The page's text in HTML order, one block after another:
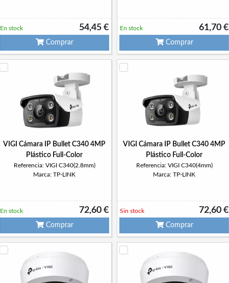
54,45 €
En stock
Comprar
61,70 €
En stock
Comprar
VIGI Cámara IP Bullet C340 4MP
Plástico Full-Color
Referencia: VIGI C340(2.8mm)
Marca: TP-LINK
72,60 €
En stock
Comprar
VIGI Cámara IP Bullet C340 4MP
Plástico Full-Color
Referencia: VIGI C340(4mm)
Marca: TP-LINK
72,60 €
Sin stock
Comprar